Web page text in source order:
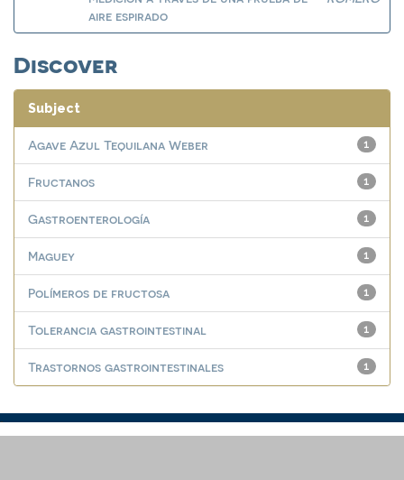
aire espirado
Discover
Subject
1
Agave Azul Tequilana Weber
1
Fructanos
1
Gastroenterología
1
Maguey
1
Polímeros de fructosa
1
Tolerancia gastrointestinal
1
Trastornos gastrointestinales